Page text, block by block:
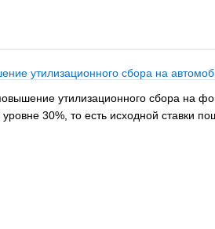
утилизационного сбора на
утилизационного сбора на
30%, то есть исходной ставки